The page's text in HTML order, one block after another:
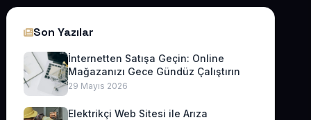
Son Yazılar
İnternetten Satışa Geçin: Online
Mağazanızı Gece Gündüz Çalıştırın
29 Mayıs 2026
Elektrikçi Web Sitesi ile Arıza